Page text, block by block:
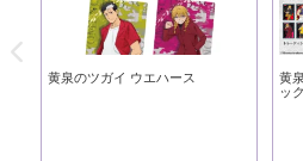
黄泉のツガイ ウエハース
黄
ッ